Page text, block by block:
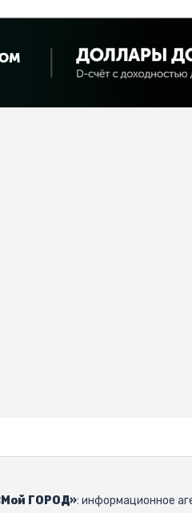
ГОРОД»: информационное